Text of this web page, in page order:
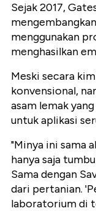
Sejak 2017,
menggunakan
menghasilkan
Meski secara
konvensional,
asam lemak
untuk aplikasi
"Minya ini sama
hanya saja
Sama dengan
dari pertanian.
laboratorium di